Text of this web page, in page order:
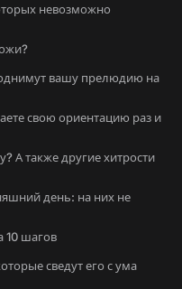
невозможно
вашу прелюдию на
свою ориентацию раз и
А также другие хитрости
день: на них не
10 шагов
сведут его с ума